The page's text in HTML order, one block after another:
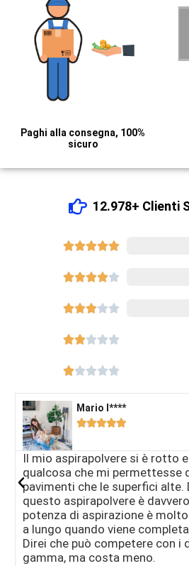
Paghi alla consegna, 100%
sicuro
12.978+ Clienti





Mario I****​

Il mio aspirapolvere si è rotto
qualcosa che mi permettesse
pavimenti che le superfici alte.
questo aspirapolvere è
potenza di aspirazione è
a lungo quando viene
Direi che può competere con i
gamma, ma costa meno.